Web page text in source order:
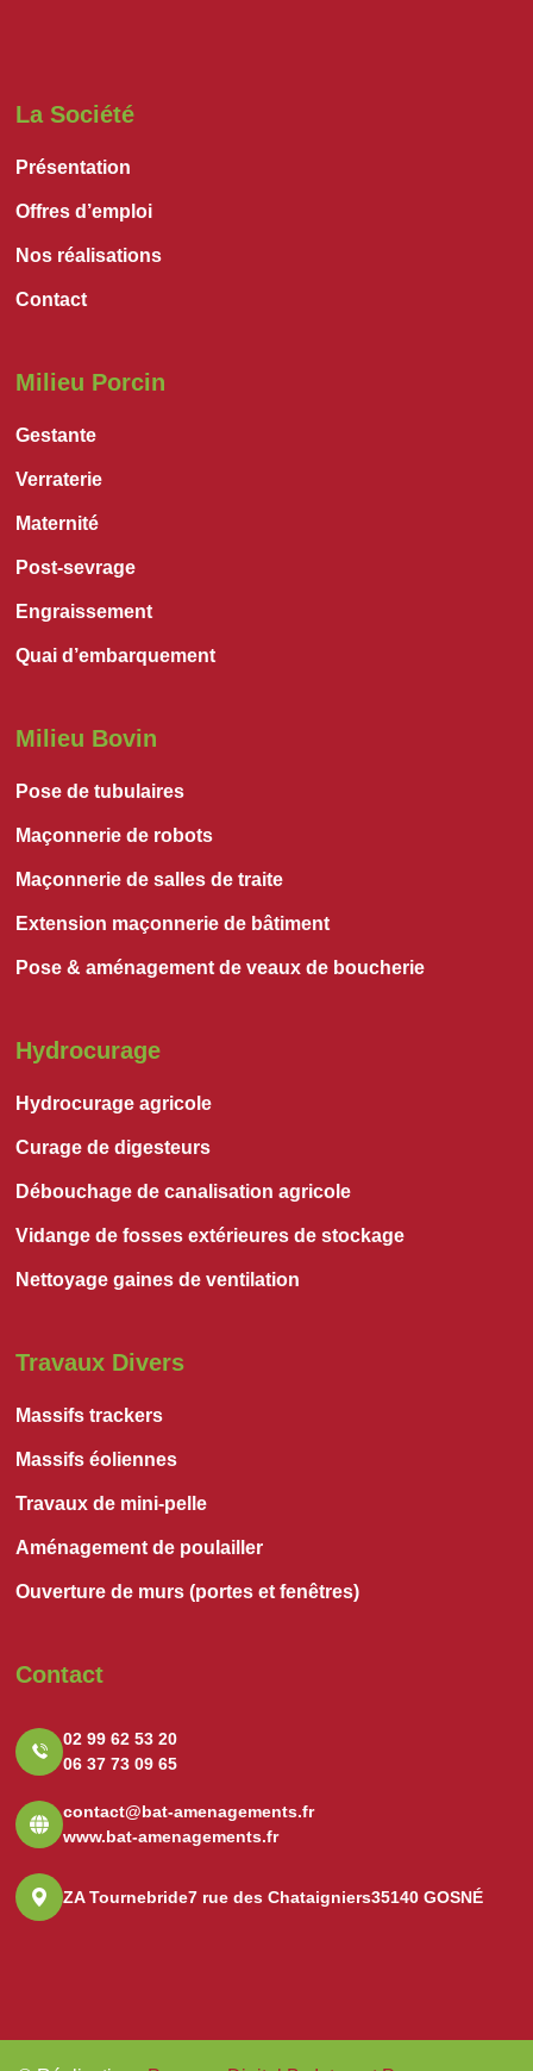
La Société
Présentation
Offres d’emploi
Nos réalisations
Contact
Milieu Porcin
Gestante
Verraterie
Maternité
Post-sevrage
Engraissement
Quai d’embarquement
Milieu Bovin
Pose de tubulaires
Maçonnerie de robots
Maçonnerie de salles de traite
Extension maçonnerie de bâtiment
Pose & aménagement de veaux de boucherie
Hydrocurage
Hydrocurage agricole
Curage de digesteurs
Débouchage de canalisation agricole
Vidange de fosses extérieures de stockage
Nettoyage gaines de ventilation
Travaux Divers
Massifs trackers
Massifs éoliennes
Travaux de mini-pelle
Aménagement de poulailler
Ouverture de murs (portes et fenêtres)
Contact
02 99 62 53 20
06 37 73 09 65
contact@bat-amenagements.fr
www.bat-amenagements.fr
ZA Tournebride7 rue des Chataigniers35140 GOSNÉ